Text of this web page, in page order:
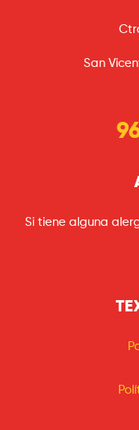
San
Si tiene alguna